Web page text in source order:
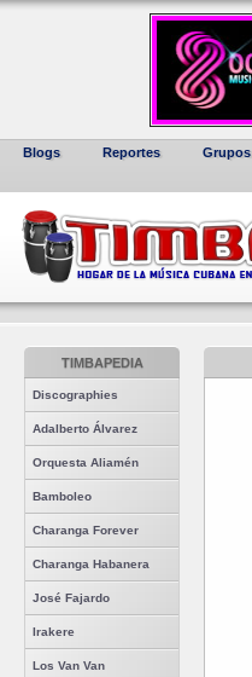
Blogs Reportes Grupos
TIMBAPEDIA
Discographies
Adalberto Álvarez
Orquesta Aliamén
Bamboleo
Charanga Forever
Charanga Habanera
José Fajardo
Irakere
Los Van Van